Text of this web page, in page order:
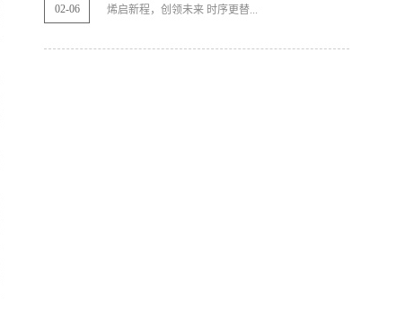
02-06 烯启新程，创领未来 时序更替...